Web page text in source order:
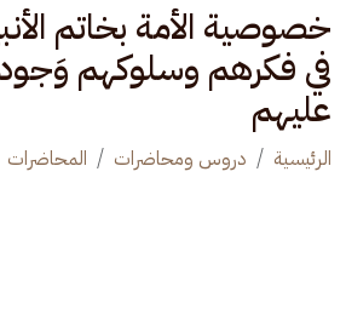
خصوصية الأمة بخاتم
في فكرهم وسلوكهم
عليهم
الرئيسية دروس ومحاضرات المحاضرات